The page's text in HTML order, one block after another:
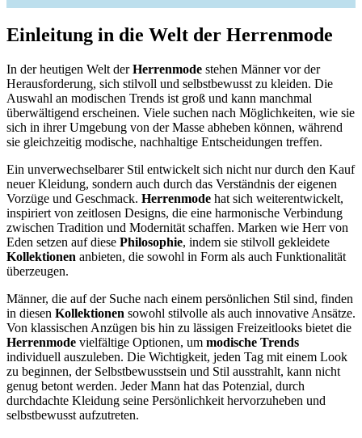
Einleitung in die Welt der Herrenmode
In der heutigen Welt derHerrenmode stehen Männer vor der
Herausforderung, sich stilvoll und selbstbewusst zu kleiden. Die
Auswahl an modischen Trends ist groß und kann manchmal
überwältigend erscheinen. Viele suchen nach Möglichkeiten, wie sie
sich in ihrer Umgebung von der Masse abheben können, während
sie gleichzeitig modische, nachhaltige Entscheidungen treffen.
Ein unverwechselbarer Stil entwickelt sich nicht nur durch den Kauf
neuer Kleidung, sondern auch durch das Verständnis der eigenen
Vorzüge und Geschmack. Herrenmode hat sich weiterentwickelt,
inspiriert von zeitlosen Designs, die eine harmonische Verbindung
zwischen Tradition und Modernität schaffen. Marken wie Herr von
Eden setzen auf diese Philosophie, indem sie stilvoll gekleidete
Kollektionen anbieten, die sowohl in Form als auch Funktionalität
überzeugen.
Männer, die auf der Suche nach einem persönlichen Stil sind, finden
in diesen Kollektionen sowohl stilvolle als auch innovative Ansätze.
Von klassischen Anzügen bis hin zu lässigen Freizeitlooks bietet die
Herrenmode vielfältige Optionen, um modische Trends
individuell auszuleben. Die Wichtigkeit, jeden Tag mit einem Look
zu beginnen, der Selbstbewusstsein und Stil ausstrahlt, kann nicht
genug betont werden. Jeder Mann hat das Potenzial, durch
durchdachte Kleidung seine Persönlichkeit hervorzuheben und
selbstbewusst aufzutreten.